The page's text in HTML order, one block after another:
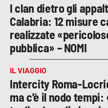
I clan dietro gli
Calabria: 12 misure
realizzate
pubblica» – NOMI
IL VIAGGIO
Intercity Roma-
ma c'è il nodo